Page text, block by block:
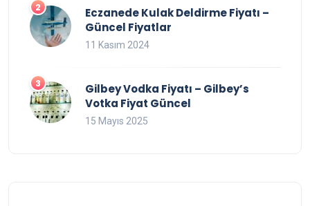
Eczanede Kulak Deldirme Fiyatı –
Güncel Fiyatlar
11 Kasım 2024
Gilbey Vodka Fiyatı – Gilbey’s
Votka Fiyat Güncel
15 Mayıs 2025